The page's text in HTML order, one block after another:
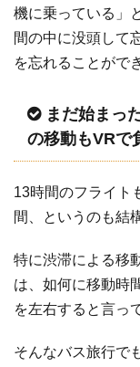
機に乗っている」
間の中に没頭して
を忘れることがで
まだ始まっ
の移動もVRで
13時間のフライト
間、というのも結
特に渋滞による移
は、如何に移動時
を左右すると言っ
そんなバス旅行で